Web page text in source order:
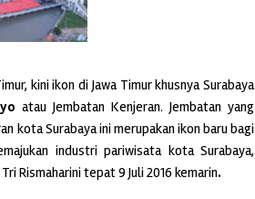
kini ikon di Jawa Timur khusnya Surabaya
atau Jembatan Kenjeran. Jembatan yang
kota Surabaya ini merupakan ikon baru bagi
industri pariwisata kota Surabaya,
Rismaharini tepat 9 Juli 2016 kemarin.